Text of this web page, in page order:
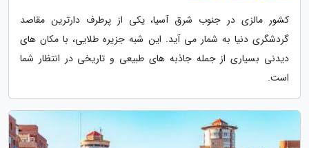
کشور مالزی در جنوب شرق آسیا، یکی از پرطرف دارترین مقاصد
گردشگری دنیا به شمار می آید. این شبه جزیره طلایی، با مکان های
دیدنی بسیاری از جمله جاذبه های طبیعی و تاریخی در انتظار شما
است.